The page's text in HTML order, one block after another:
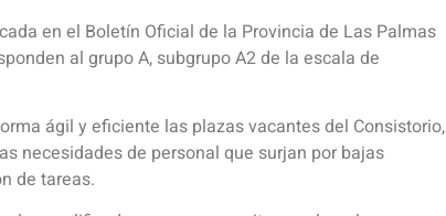
en el Boletín Oficial de la Provincia de Las Palmas
al grupo A, subgrupo A2 de la escala de
ágil y eficiente las plazas vacantes del Consistorio,
necesidades de personal que surjan por bajas
de tareas.